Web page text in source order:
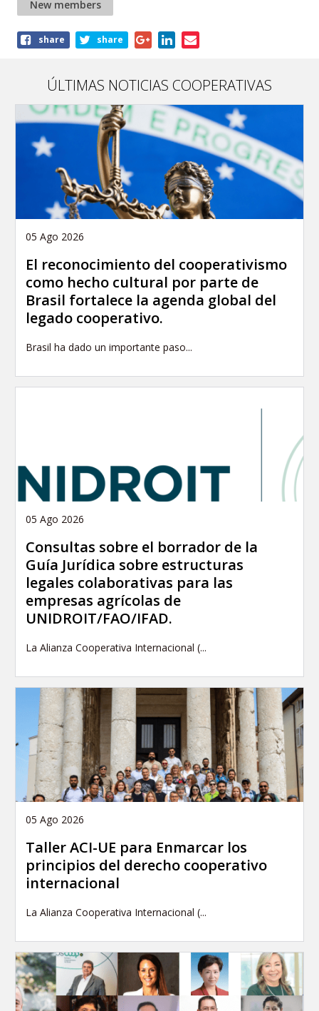
New members
Shareshare share
ÚLTIMAS NOTICIAS COOPERATIVAS
05 Ago 2026
El reconocimiento del cooperativismo
como hecho cultural por parte de
Brasil fortalece la agenda global del
legado cooperativo.
Brasil ha dado un importante paso...
05 Ago 2026
Consultas sobre el borrador de la
Guía Jurídica sobre estructuras
legales colaborativas para las
empresas agrícolas de
UNIDROIT/FAO/IFAD.
La Alianza Cooperativa Internacional (...
05 Ago 2026
Taller ACI-UE para Enmarcar los
principios del derecho cooperativo
internacional
La Alianza Cooperativa Internacional (...